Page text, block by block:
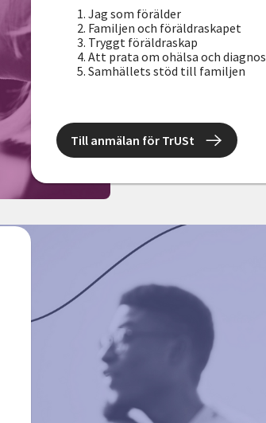
Jag som förälder
Familjen och föräldraskapet
Tryggt föräldraskap
Att prata om ohälsa och diagnos
Samhällets stöd till familjen
Till anmälan för TrUSt